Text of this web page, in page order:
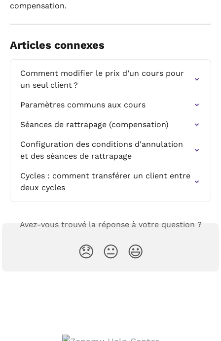
compensation.
Articles connexes
Comment modifier le prix d’un cours pour
un seul client ?
Paramètres communs aux cours
Séances de rattrapage (compensation)
Configuration des conditions d'annulation
et des séances de rattrapage
Cycles : comment transférer un client entre
deux cycles
Avez-vous trouvé la réponse à votre question ?
😞 😐 😃